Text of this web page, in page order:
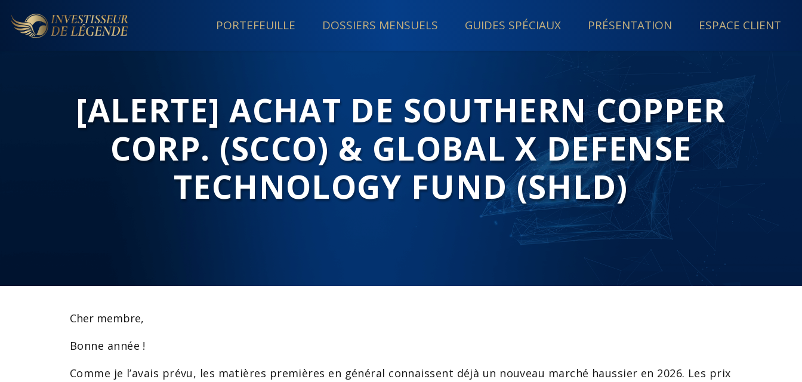
PORTEFEUILLE DOSSIERS MENSUELS GUIDES SPÉCIAUX PRÉSENTATION ESPACE CLIENT
[ALERTE] ACHAT DE SOUTHERN COPPER
CORP. (SCCO) & GLOBAL X DEFENSE
TECHNOLOGY FUND (SHLD)
Cher membre,
Bonne année !
Comme je l’avais prévu, les matières premières en général connaissent déjà un nouveau marché haussier en 2026. Les prix